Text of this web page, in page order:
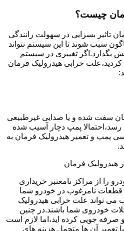
چیست؟
تاثیر بسزایی در سهولت رانندگی
سبب شوند تا این سیستم نتواند
بگذارد.اگر تغییری در سیستم
خرابی هیدرولیک فرمان
سفت شده و یا صدایی غیرطبیعی
پمپ دچار آسیب شده
پمپ و تعمیر هیدرولیک فرمان به
هیدرولیک فرمان
را از مراکز نامعتبر خریداری
قطعات نامرغوب در خودرو شما
می تواند علت خرابی هیدرولیک
خودروی شما باشند.در چنین
صرفه جویی کرده اید،اما لازم است
تعمیر آن ها متحمل هزینه های